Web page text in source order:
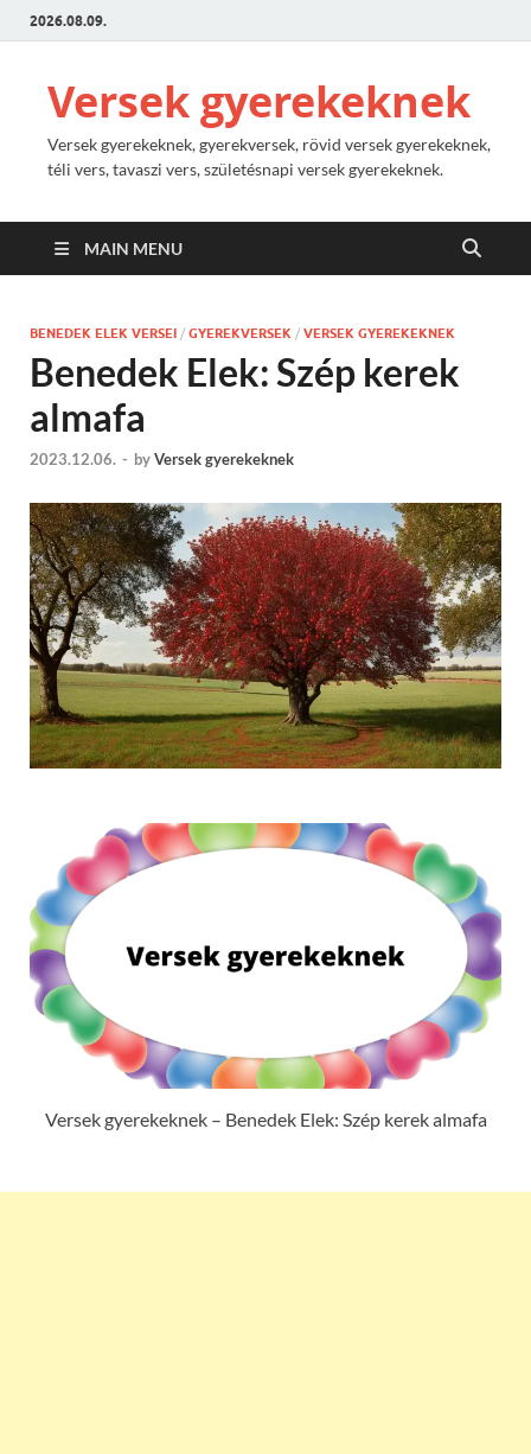
2026.08.09.
Versek gyerekeknek
Versek gyerekeknek, gyerekversek, rövid versek gyerekeknek,
téli vers, tavaszi vers, születésnapi versek gyerekeknek.
MAIN MENU
BENEDEK ELEK VERSEI / GYEREKVERSEK / VERSEK GYEREKEKNEK
Benedek Elek: Szép kerek
almafa
2023.12.06. - byVersek gyerekeknek
Versek gyerekeknek – Benedek Elek: Szép kerek almafa